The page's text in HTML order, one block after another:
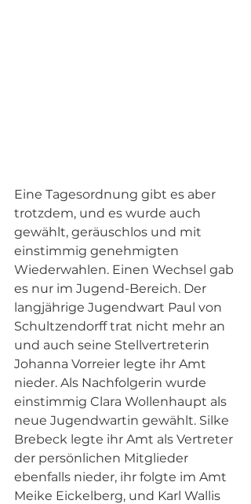
Eine Tagesordnung gibt es aber
trotzdem, und es wurde auch
gewählt, geräuschlos und mit
einstimmig genehmigten
Wiederwahlen. Einen Wechsel gab
es nur im Jugend-Bereich. Der
langjährige Jugendwart Paul von
Schultzendorff trat nicht mehr an
und auch seine Stellvertreterin
Johanna Vorreier legte ihr Amt
nieder. Als Nachfolgerin wurde
einstimmig Clara Wollenhaupt als
neue Jugendwartin gewählt. Silke
Brebeck legte ihr Amt als Vertreter
der persönlichen Mitglieder
ebenfalls nieder, ihr folgte im Amt
Meike Eickelberg, und Karl Wallis